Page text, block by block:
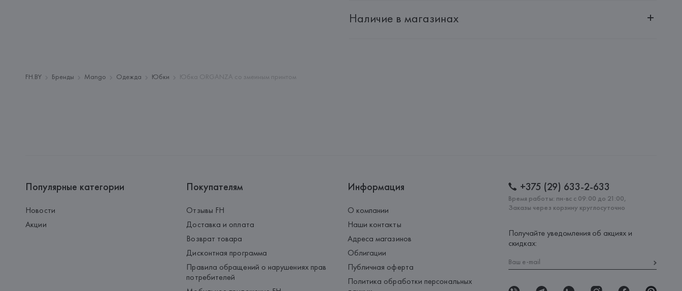
Адрес: Республика Беларусь, 220030, г. Минск, ул. Немига, 5, пом. 39, ком. 1
Наличие в магазинах
FH.BY Бренды Mango Одежда Юбки Юбка ORGANZA со змеиным принтом
Популярные категории
Новости
Акции
Покупателям
Отзывы FH
Доставка и оплата
Возврат товара
Дисконтная программа
Правила обращений о нарушениях прав
потребителей
Информация
О компании
Наши контакты
Адреса магазинов
Облигации
Публичная оферта
Политика обработки персональных
+375 (29) 633-2-633
Время работы: пн-вс с 09:00 до 21:00,
Заказы через корзину круглосуточно
Получайте уведомления об акциях и
скидках: